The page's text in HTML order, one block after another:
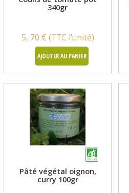
340gr
5, 70 € (TTC l'unité)
AJOUTER AU PANIER
Pâté végétal oignon,
curry 100gr